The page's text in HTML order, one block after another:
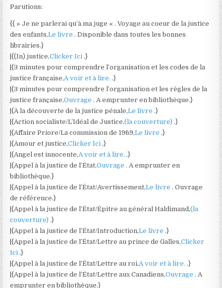
Parutions:
{{ » Je ne parlerai qu’à ma juge « . Voyage au coeur de la justice
des enfants,Le livre . Disponible dans toutes les bonnes
librairies.}
|{(In) justice,Clicker Ici .}
|{3 minutes pour comprendre l’organisation et les codes de la
justice française,A voir et à lire. .}
|{3 minutes pour comprendre l’organisation et les règles de la
justice française,Ouvrage . A emprunter en bibliothèque.}
|{À la découverte de la justice pénale,Le livre .}
|{Action socialiste/L’Idéal de Justice,(la couverture) .}
|{Affaire Priore/La commission de 1969,Le livre .}
|{Amour et justice,Clicker Ici .}
|{Angel est innocente,A voir et à lire. .}
|{Appel à la justice de l’État,Ouvrage . A emprunter en
bibliothèque.}
|{Appel à la justice de l’État/Avertissement,Le livre . Ouvrage
de référence.}
|{Appel à la justice de l’État/Épitre au général Haldimand,(la
couverture) .}
|{Appel à la justice de l’État/Introduction,Le livre .}
|{Appel à la justice de l’État/Lettre au prince de Galles,Clicker
Ici .}
|{Appel à la justice de l’État/Lettre au roi,A voir et à lire. .}
|{Appel à la justice de l’État/Lettre aux Canadiens,Ouvrage . A
emprunter en bibliothèque.}